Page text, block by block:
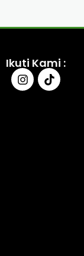
Ikuti Kami :